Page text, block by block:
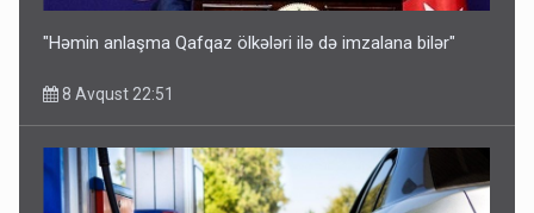
"Həmin anlaşma Qafqaz ölkələri ilə də imzalana bilər"
8 Avqust 22:51